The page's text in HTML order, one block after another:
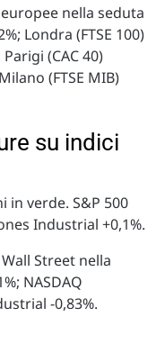
nella seduta
Londra (FTSE 100)
(CAC 40)
(FTSE MIB)
su indici
in verde. S&P 500
Industrial +0,1%.
Street nella
NASDAQ
-0,83%.